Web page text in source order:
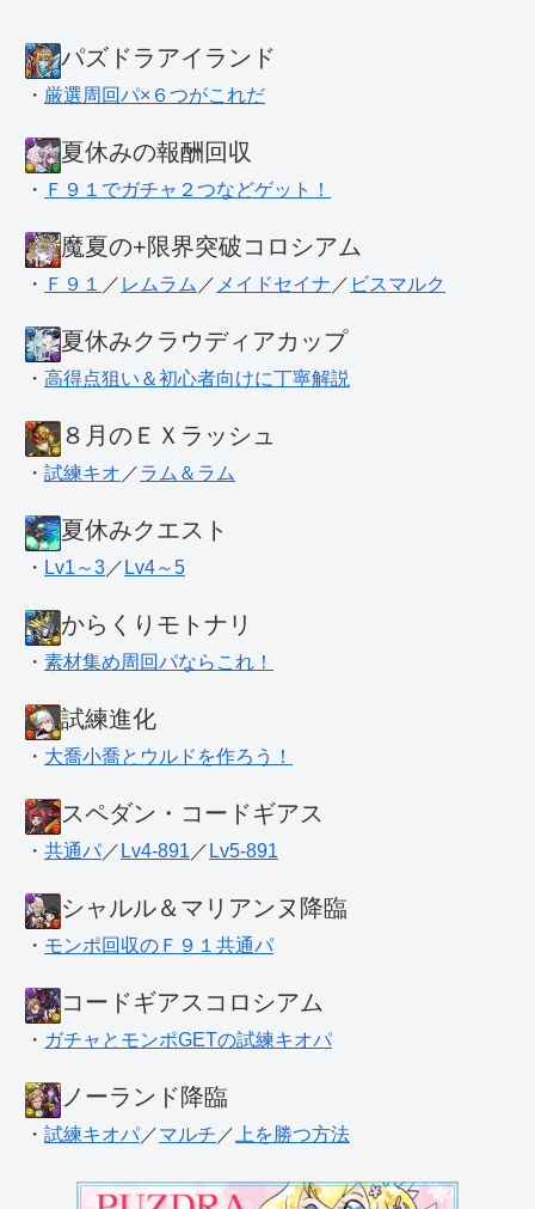
パズドラアイランド
・ 厳選周回パ×６つがこれだ
夏休みの報酬回収
・ Ｆ９１でガチャ２つなどゲット！
魔夏の+限界突破コロシアム
・ Ｆ９１ ／ レムラム ／ メイドセイナ ／ ビスマルク
夏休みクラウディアカップ
・ 高得点狙い＆初心者向けに丁寧解説
８月のＥＸラッシュ
・ 試練キオ ／ラム＆ラム
夏休みクエスト
・ Lv1～3 ／ Lv4～5
からくりモトナリ
・ 素材集め周回パならこれ！
試練進化
・ 大喬小喬とウルドを作ろう！
スペダン・コードギアス
・ 共通パ ／ Lv4-891 ／ Lv5-891
シャルル＆マリアンヌ降臨
・ モンポ回収のＦ９１共通パ
コードギアスコロシアム
・ ガチャとモンポGETの試練キオパ
ノーランド降臨
・ 試練キオパ ／マルチ ／ 上を勝つ方法